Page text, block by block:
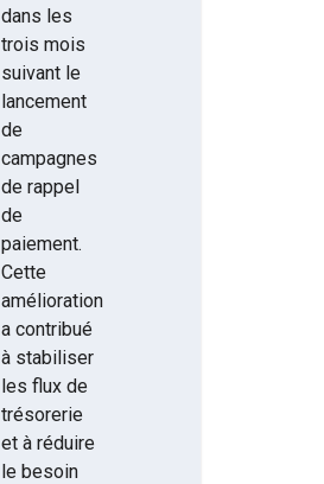
dans les
trois mois
suivant le
lancement
de
campagnes
de rappel
de
paiement.
Cette
amélioration
a contribué
à stabiliser
les flux de
trésorerie
et à réduire
le besoin